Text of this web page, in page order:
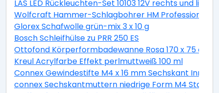
LAS LED Rückleuchten-Set 10103 12V rechts und links
Wolfcraft Hammer-Schlagbohrer HM Professional
Glorex Schafwolle grün-mix 3 x 10 g
Bosch Schleifhülse zu PRR 250 ES
Ottofond Körperformbadewanne Rosa 170 x 75 cm,
Kreul Acrylfarbe Effekt perlmuttweiß 100 ml
Connex Gewindestifte M4 x 16 mm Sechskant Innen
connex Sechskantmuttern niedrige Form M4 Stahl